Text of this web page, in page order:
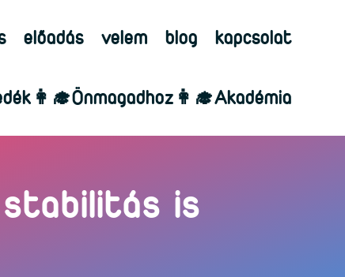
előadás velem blog kapcsolat
stabilitás is